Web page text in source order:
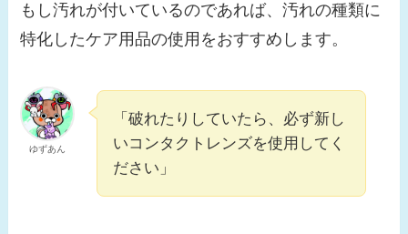
もし汚れが付いているのであれば、汚れの種類に
特化したケア用品の使用をおすすめします。
ゆずあん
「破れたりしていたら、必ず新し
いコンタクトレンズを使用してく
ださい」